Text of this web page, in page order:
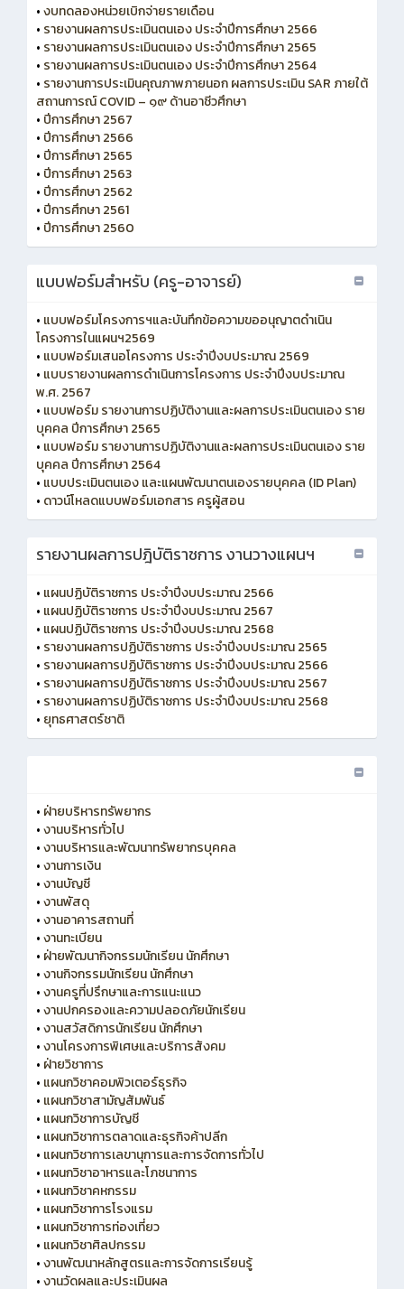
•งบทดลองหน่วยเบิกจ่ายรายเดือน
• รายงานผลการประเมินตนเอง ประจำปีการศึกษา 2566
• รายงานผลการประเมินตนเอง ประจำปีการศึกษา 2565
• รายงานผลการประเมินตนเอง ประจำปีการศึกษา 2564
• รายงานการประเมินคุณภาพภายนอก ผลการประเมิน SAR ภายใต้
สถานการณ์ COVID – ๑๙ ด้านอาชีวศึกษา
• ปีการศึกษา 2567
• ปีการศึกษา 2566
• ปีการศึกษา 2565
• ปีการศึกษา 2563
• ปีการศึกษา 2562
• ปีการศึกษา 2561
• ปีการศึกษา 2560
แบบฟอร์มสำหรับ (ครู-อาจารย์)
• แบบฟอร์มโครงการฯและบันทึกข้อความขออนุญาตดำเนิน
โครงการในแผนฯ2569
• แบบฟอร์มเสนอโครงการ ประจำปีงบประมาณ 2569
• แบบรายงานผลการดำเนินการโครงการ ประจำปีงบประมาณ
พ.ศ. 2567
• แบบฟอร์ม รายงานการปฏิบัติงานและผลการประเมินตนเอง ราย
บุคคล ปีการศึกษา 2565
• แบบฟอร์ม รายงานการปฏิบัติงานและผลการประเมินตนเอง ราย
บุคคล ปีการศึกษา 2564
• แบบประเมินตนเอง และแผนพัฒนาตนเองรายบุคคล (ID Plan)
• ดาวน์โหลดแบบฟอร์มเอกสาร ครูผู้สอน
รายงานผลการปฎิบัติราชการ งานวางแผนฯ
• แผนปฏิบัติราชการ ประจำปีงบประมาณ 2566
• แผนปฏิบัติราชการ ประจำปีงบประมาณ 2567
• แผนปฏิบัติราชการ ประจำปีงบประมาณ 2568
• รายงานผลการปฏิบัติราชการ ประจำปีงบประมาณ 2565
• รายงานผลการปฏิบัติราชการ ประจำปีงบประมาณ 2566
• รายงานผลการปฏิบัติราชการ ประจำปีงบประมาณ 2567
• รายงานผลการปฏิบัติราชการ ประจำปีงบประมาณ 2568
• ยุทธศาสตร์ชาติ
• ฝ่ายบริหารทรัพยากร
•งานบริหารทั่วไป
•งานบริหารและพัฒนาทรัพยากรบุคคล
•งานการเงิน
•งานบัญชี
•งานพัสดุ
•งานอาคารสถานที่
•งานทะเบียน
• ฝ่ายพัฒนากิจกรรมนักเรียน นักศึกษา
•งานกิจกรรมนักเรียน นักศึกษา
•งานครูที่ปรึกษาและการแนะแนว
•งานปกครองและความปลอดภัยนักเรียน
•งานสวัสดิการนักเรียน นักศึกษา
•งานโครงการพิเศษและบริการสังคม
• ฝ่ายวิชาการ
• แผนกวิชาคอมพิวเตอร์ธุรกิจ
• แผนกวิชาสามัญสัมพันธ์
• แผนกวิชาการบัญชี
• แผนกวิชาการตลาดและธุรกิจค้าปลีก
• แผนกวิชาการเลขานุการและการจัดการทั่วไป
• แผนกวิชาอาหารและโภชนาการ
• แผนกวิชาคหกรรม
• แผนกวิชาการโรงแรม
• แผนกวิชาการท่องเที่ยว
• แผนกวิชาศิลปกรรม
•งานพัฒนาหลักสูตรและการจัดการเรียนรู้
•งานวัดผลและประเมินผล